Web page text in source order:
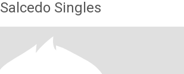
Salcedo Singles